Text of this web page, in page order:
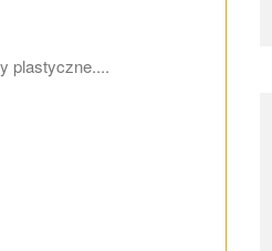
plastyczne....